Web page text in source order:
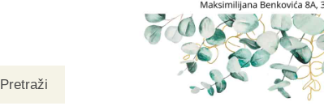
Pretraži